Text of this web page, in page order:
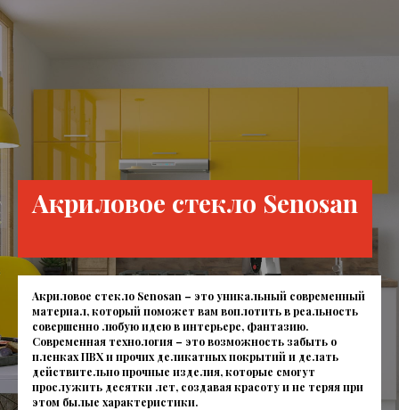
Акриловое стекло Senosan
Акриловое стекло Senosan – это уникальный современный
материал, который поможет вам воплотить в реальность
совершенно любую идею в интерьере, фантазию.
Современная технология – это возможность забыть о
пленках ПВХ и прочих деликатных покрытий и делать
действительно прочные изделия, которые смогут
прослужить десятки лет, создавая красоту и не теряя при
этом былые характеристики.